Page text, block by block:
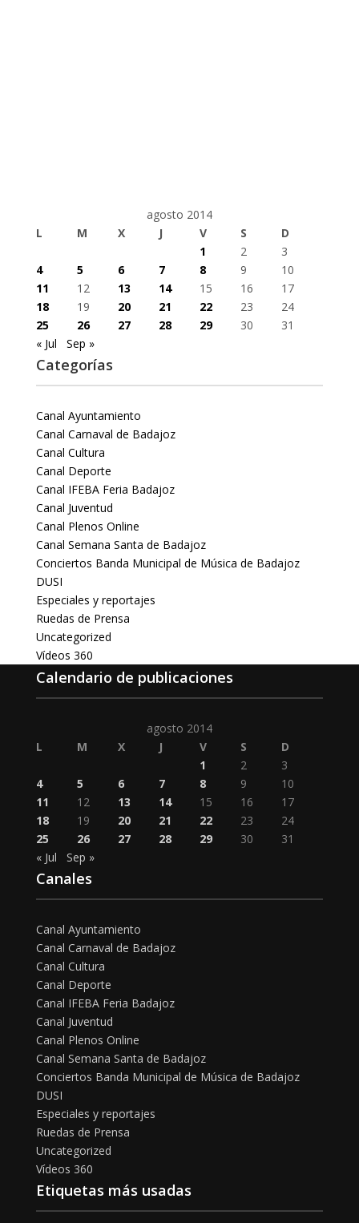
agosto 2014
L
M X J V S
D
1
2
3
4
5 6 7 8 9
10
11
12 13 14 15 16
17
18
19 20 21 22 23
24
25
26 27 28 29 30
31
« Jul
Sep »
Categorías
Canal Ayuntamiento
Canal Carnaval de Badajoz
Canal Cultura
Canal Deporte
Canal IFEBA Feria Badajoz
Canal Juventud
Canal Plenos Online
Canal Semana Santa de Badajoz
Conciertos Banda Municipal de Música de Badajoz
DUSI
Especiales y reportajes
Ruedas de Prensa
Uncategorized
Vídeos 360
Calendario de publicaciones
agosto 2014
L
M X J V S
D
1
2
3
4
5 6 7 8 9
10
11
12 13 14 15 16
17
18
19 20 21 22 23
24
25
26 27 28 29 30
31
« Jul
Sep »
Canales
Canal Ayuntamiento
Canal Carnaval de Badajoz
Canal Cultura
Canal Deporte
Canal IFEBA Feria Badajoz
Canal Juventud
Canal Plenos Online
Canal Semana Santa de Badajoz
Conciertos Banda Municipal de Música de Badajoz
DUSI
Especiales y reportajes
Ruedas de Prensa
Uncategorized
Vídeos 360
Etiquetas más usadas